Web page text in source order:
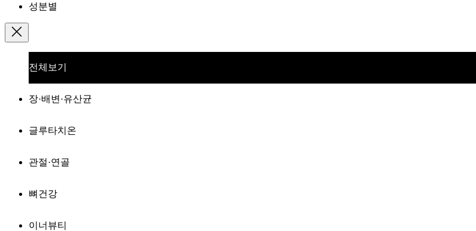
성분별
전체보기
장·배변·유산균
글루타치온
관절·연골
뼈건강
이너뷰티